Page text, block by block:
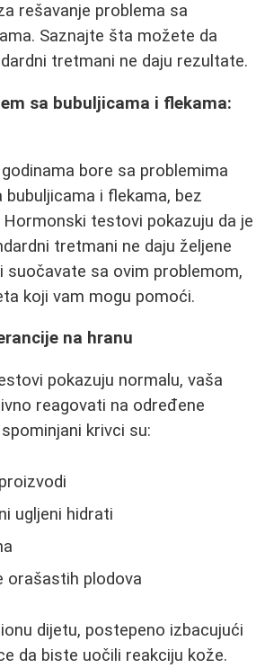
rešavanje problema sa
Saznajte šta možete da
tretmani ne daju rezultate.
sa bubuljicama i flekama:
bore sa problemima
bubuljicama i flekama, bez
testovi pokazuju da je
tretmani ne daju željene
suočavate sa ovim problemom,
koji vam mogu pomoći.
na hranu
pokazuju normalu, vaša
reagovati na određene
krivci su:
ugljeni hidrati
orašastih plodova
dijetu, postepeno izbacujući
da biste uočili reakciju kože.